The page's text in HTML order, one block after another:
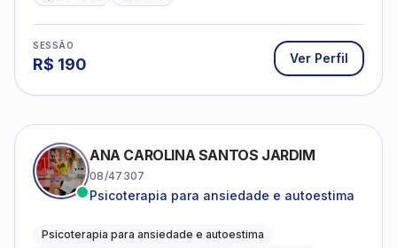
SESSÃO
R$ 190 Ver Perfil
ANA CAROLINA SANTOS JARDIM
08/47307
Psicoterapia para ansiedade e autoestima
Psicoterapia para ansiedade e autoestima